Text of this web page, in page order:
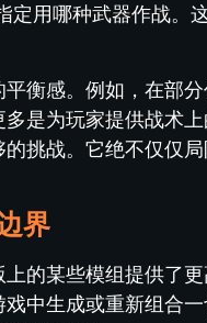
定用哪种武器作战。
衡感。例如，在部
是为玩家提供战术
挑战。它绝不仅仅
界
的某些模组提供了
中生成或重新组合